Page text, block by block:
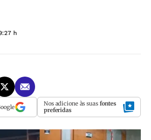
h
Nos adicione às suas fontes
preferidas